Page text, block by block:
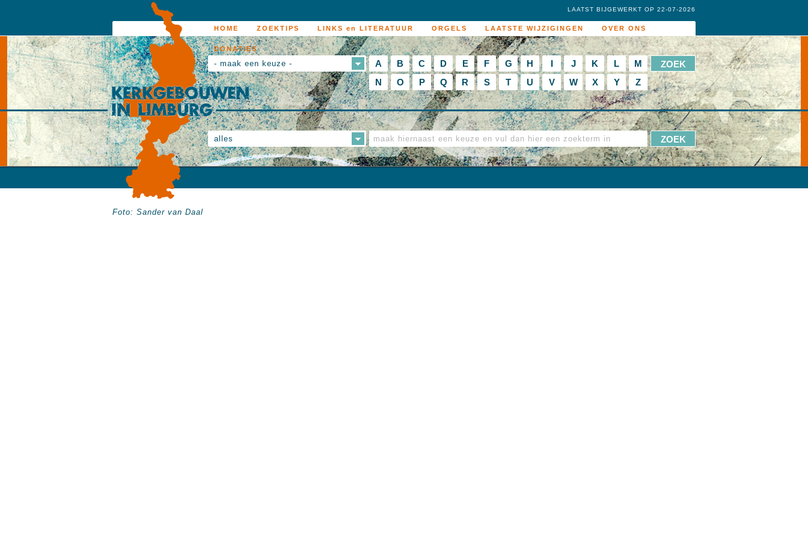
HOME ZOEKTIPS LINKS en LITERATUUR ORGELS LAATSTE WIJZIGINGEN OVER ONS
DONATIES
LAATST BIJGEWERKT OP 22-07-2026
- maak een keuze - A B C D E F G H I J K L
M
N
O P Q R S T U V W X Y Z
alles
Foto: Sander van Daal